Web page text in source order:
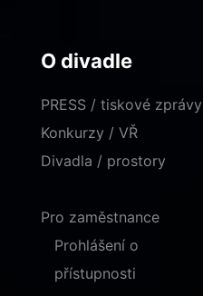
O divadle
PRESS / tiskové zprávy
Konkurzy / VŘ
Divadla / prostory
Pro zaměstnance
Prohlášení o
přístupnosti